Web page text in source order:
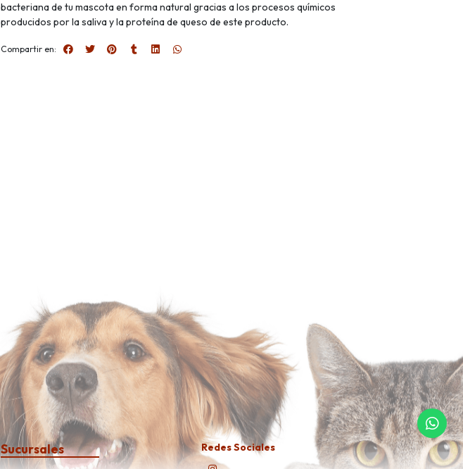
bacteriana de tu mascota en forma natural gracias a los procesos químicos
producidos por la saliva y la proteína de queso de este producto.
Compartir en:
Sucursales Redes Sociales